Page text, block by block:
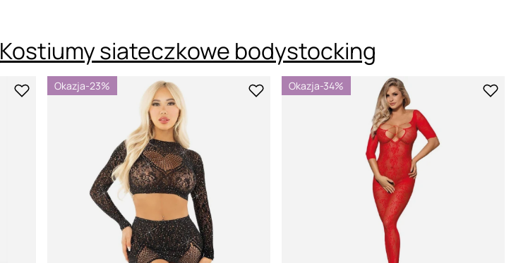
Kostiumy siateczkowe bodystocking
Okazja-23% Okazja-34%